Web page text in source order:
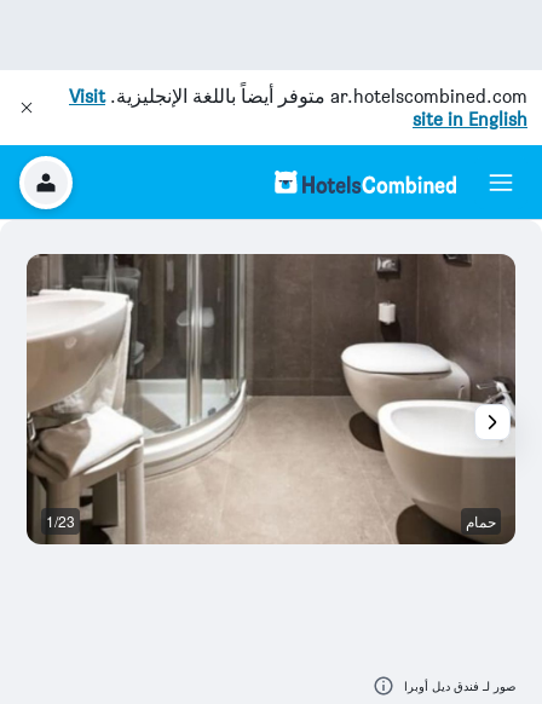
ar.hotelscombined.com متوفر أيضاً باللغة الإنجليزية.Visit
site in English
حمام 1/23
صور لـ فندق ديل أوبرا